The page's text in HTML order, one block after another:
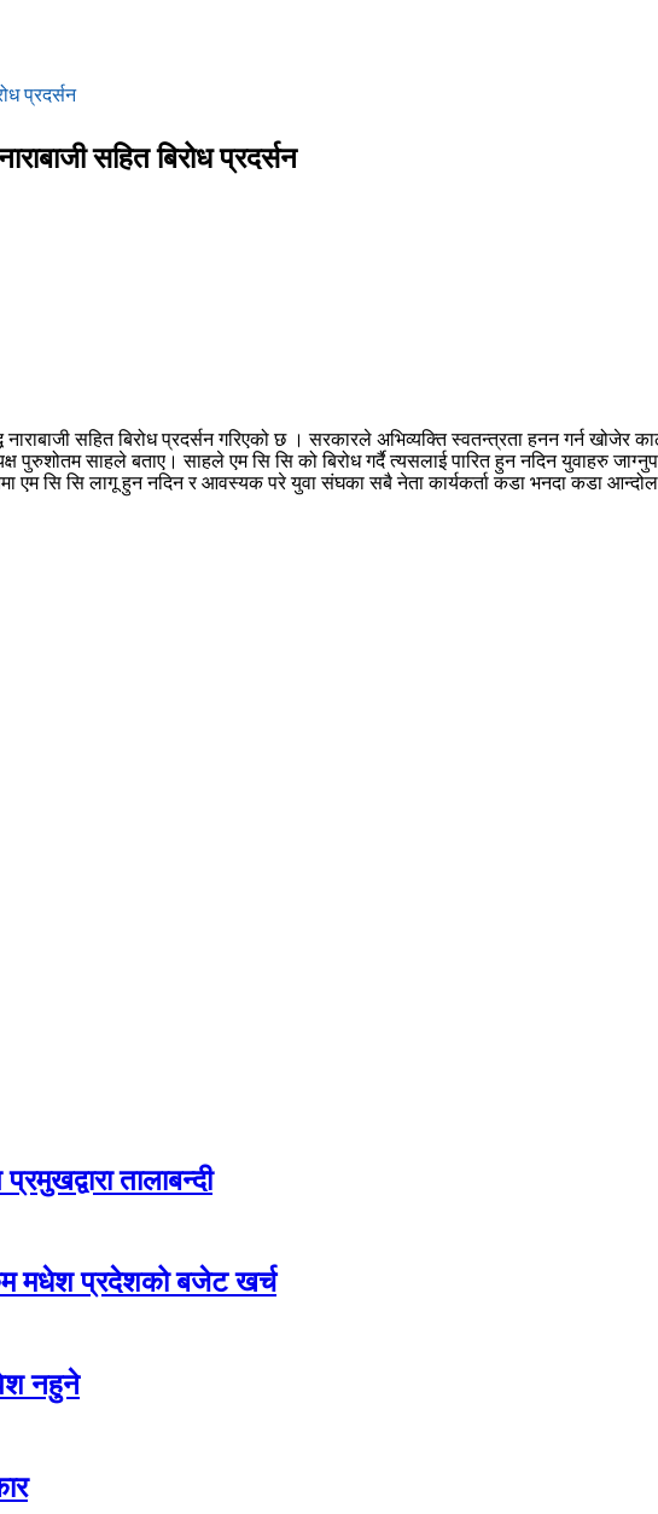
प्रदर्सन
सहित बिरोध प्रदर्सन
नाराबाजी सहित बिरोध प्रदर्सन गरिएको छ । सरकारले अभिव्यक्ति स्वतन्त्रता हनन गर्न खोजेर
पुरुशोतम साहले बताए। साहले एम सि सि को बिरोध गर्दै त्यसलाई पारित हुन नदिन युवाहरु
एम सि सि लागू हुन नदिन र आवस्यक परे युवा संघका सबै नेता कार्यकर्ता कडा भनदा कडा
तालाबन्दी
मधेश प्रदेशको बजेट खर्च
नहुने